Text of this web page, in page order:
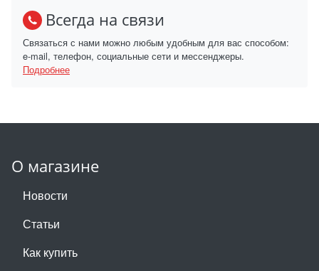
Всегда на связи
Связаться с нами можно любым удобным для вас способом:
e-mail, телефон, социальные сети и мессенджеры.
Подробнее
О магазине
Новости
Статьи
Как купить